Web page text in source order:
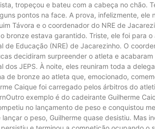
tropeçou e bateu com a cabeça no chão.
pontos na face. A prova, infelizmente, ele
Távora e o coordenador do NRE de
bronze estava garantido. Triste, ele foi para
de Educação (NRE) de Jacarezinho. O
decidiram surpreender o atleta e
dos JEPS. À noite, eles reuniram toda a
de bronze ao atleta que, emocionado,
Caique foi carregado pelos árbitros do
exemplo é do cadeirante Guilherme
no lançamento de peso e conquistou
o peso, Guilherme quase desistiu. Mas